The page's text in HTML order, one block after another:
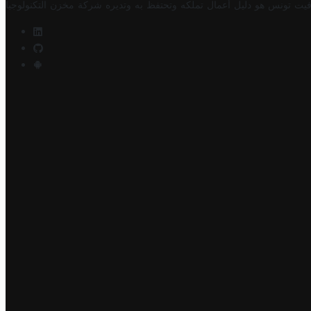
تونس هو دليل أعمال تملكه وتحتفظ به وتديره شركة مخزن التكنولوجيا